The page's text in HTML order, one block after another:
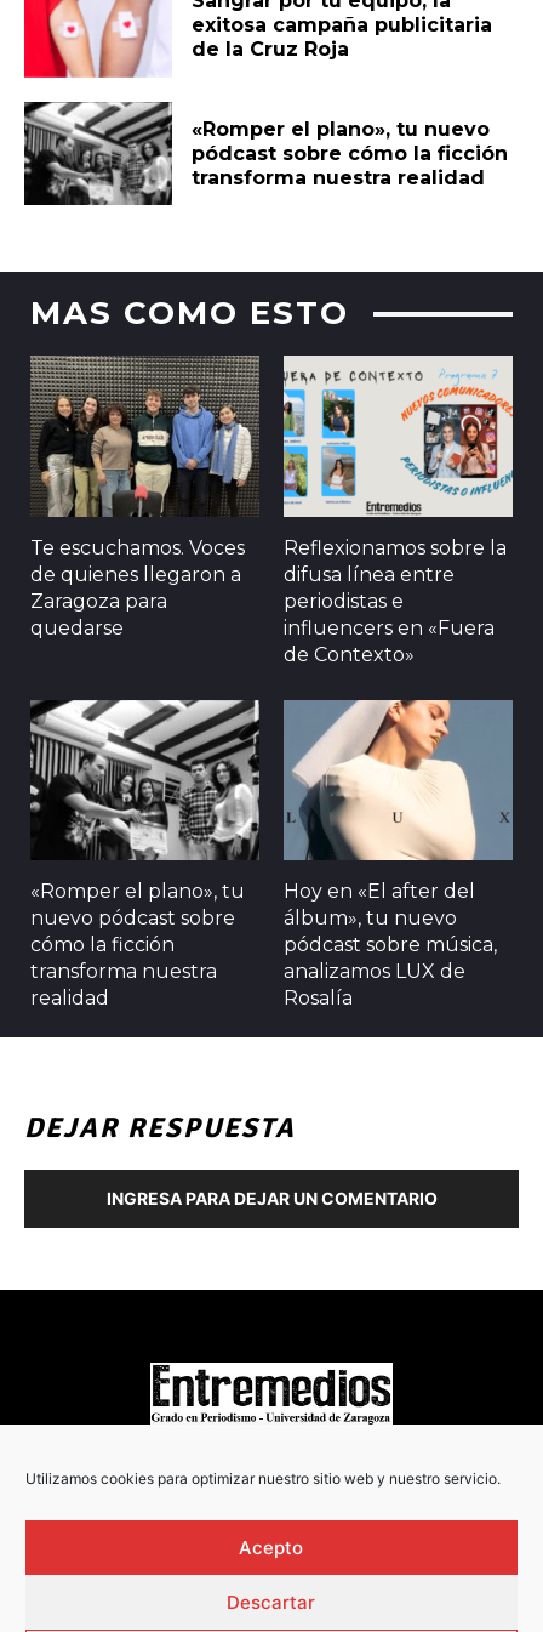
Utilizamos cookies para optimizar nuestro sitio web y nuestro servicio.
Acepto
Descartar
exitosa campaña publicitaria
de la Cruz Roja
«Romper el plano», tu nuevo
pódcast sobre cómo la ficción
transforma nuestra realidad
MAS COMO ESTO
Te escuchamos. Voces
de quienes llegaron a
Zaragoza para
quedarse
Reflexionamos sobre la
difusa línea entre
periodistas e
influencers en «Fuera
de Contexto»
«Romper el plano», tu
nuevo pódcast sobre
cómo la ficción
transforma nuestra
realidad
Hoy en «El after del
álbum», tu nuevo
pódcast sobre música,
analizamos LUX de
Rosalía
DEJAR RESPUESTA
INGRESA PARA DEJAR UN COMENTARIO